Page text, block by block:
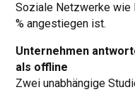
Soziale Netzwerke wie
% angestiegen ist.
Unternehmen
als offline
Zwei unabhängige